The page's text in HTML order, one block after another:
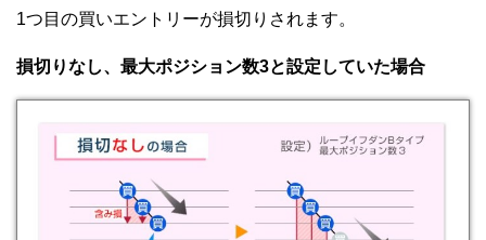
1つ目の買いエントリーが損切りされます。
損切りなし、最大ポジション数3と設定していた場合